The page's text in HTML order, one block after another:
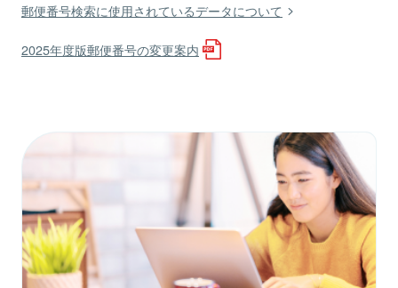
郵便番号検索に使用されているデータについて
2025年度版郵便番号の変更案内